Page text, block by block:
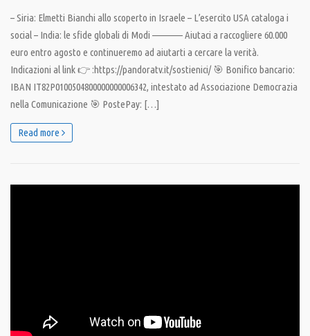
– Siria: Elmetti Bianchi allo scoperto in Israele – L’esercito USA cataloga i
social – India: le sfide globali di Modi ———— Aiutaci a raccogliere 60.000
euro entro agosto e continueremo ad aiutarti a cercare la verità.
Indicazioni al link 👉 :https://pandoratv.it/sostienici/ 🎯 Bonifico bancario:
IBAN IT82P0100504800000000006342, intestato ad Associazione Democrazia
nella Comunicazione 🎯 PostePay: […]
Read more